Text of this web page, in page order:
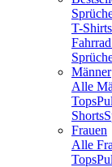
T-Shirts
Männer
Alle
Tops
Shorts
Frauen
Alle
Tops